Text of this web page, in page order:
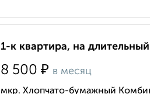
1-к квартира, на
8 500 ₽ в месяц
мкр. Хлопчато-бумажный